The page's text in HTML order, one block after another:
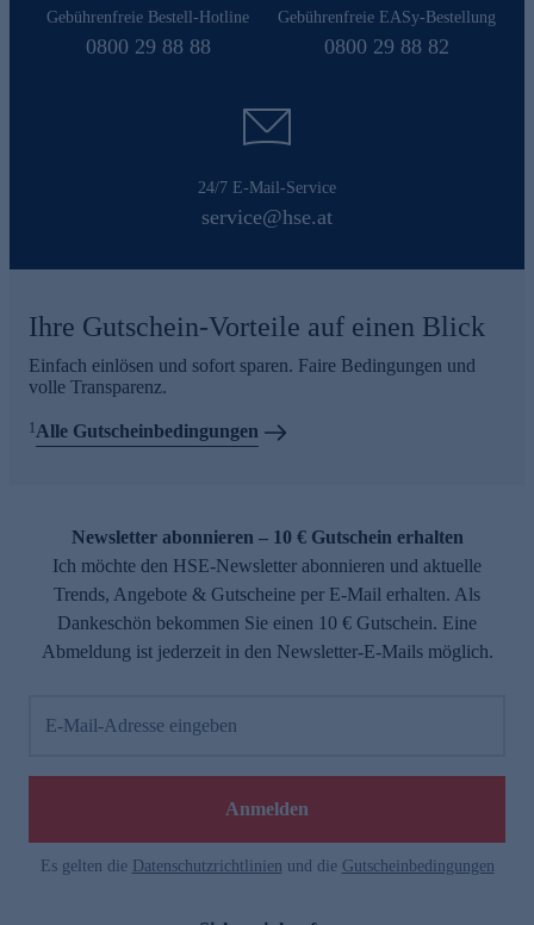
Gebührenfreie Bestell-Hotline
0800 29 88 88
Gebührenfreie EASy-Bestellung
0800 29 88 82
24/7 E-Mail-Service
service@hse.at
Ihre Gutschein-Vorteile auf einen Blick
Einfach einlösen und sofort sparen. Faire Bedingungen und
volle Transparenz.
1 Alle Gutscheinbedingungen
Newsletter abonnieren – 10 € Gutschein erhalten
Ich möchte den HSE-Newsletter abonnieren und aktuelle
Trends, Angebote & Gutscheine per E-Mail erhalten. Als
Dankeschön bekommen Sie einen 10 € Gutschein. Eine
Abmeldung ist jederzeit in den Newsletter-E-Mails möglich.
E-Mail-Adresse eingeben
Anmelden
Es gelten die Datenschutzrichtlinien und die Gutscheinbedingungen